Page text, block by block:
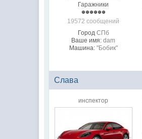
Гаражники
19572 сообщений
Город СПб
Ваше имя: dam
Машина: "Бобик"
Слaва
инспектор